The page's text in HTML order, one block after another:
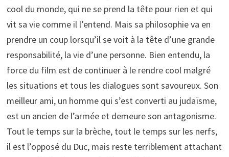
cool du monde, qui ne se prend la tête pour rien et qui
vit sa vie comme il l’entend. Mais sa philosophie va en
prendre un coup lorsqu’il se voit à la tête d’une grande
responsabilité, la vie d’une personne. Bien entendu, la
force du film est de continuer à le rendre cool malgré
les situations et tous les dialogues sont savoureux. Son
meilleur ami, un homme qui s’est converti au judaïsme,
est un ancien de l’armée et demeure son antagonisme.
Tout le temps sur la brèche, tout le temps sur les nerfs,
il est l’opposé du Duc, mais reste terriblement attachant